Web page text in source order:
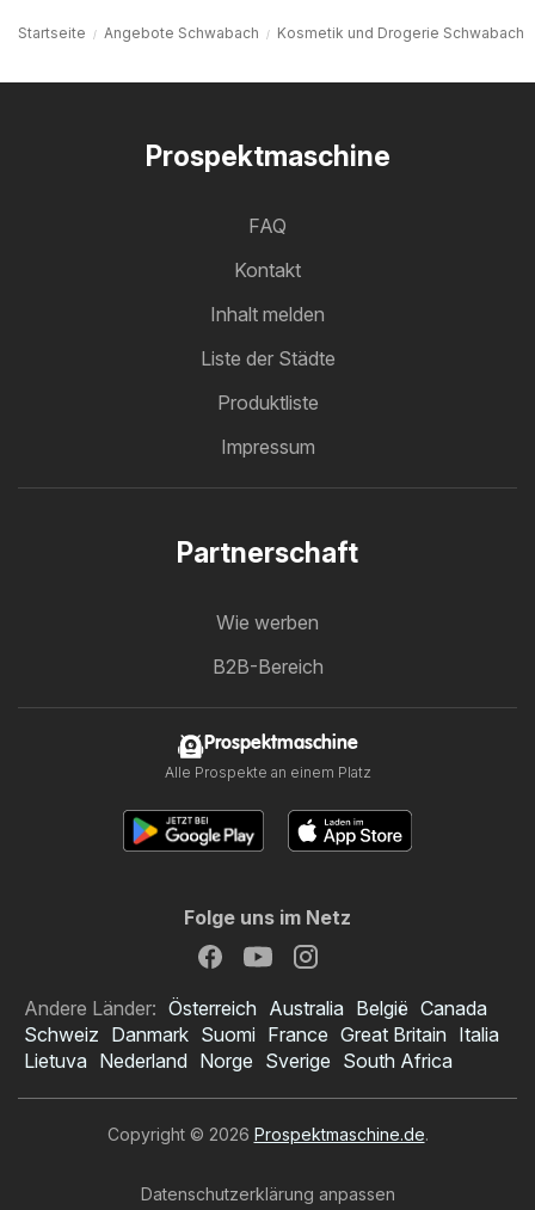
Startseite Angebote Schwabach Kosmetik und Drogerie Schwabach
Prospektmaschine
FAQ
Kontakt
Inhalt melden
Liste der Städte
Produktliste
Impressum
Partnerschaft
Wie werben
B2B-Bereich
Prospektmaschine
Alle Prospekte an einem Platz
Folge uns im Netz
Andere Länder: Österreich Australia België Canada
Schweiz Danmark Suomi France Great Britain Italia
Lietuva Nederland Norge Sverige South Africa
Copyright © 2026 Prospektmaschine.de.
Datenschutzerklärung anpassen